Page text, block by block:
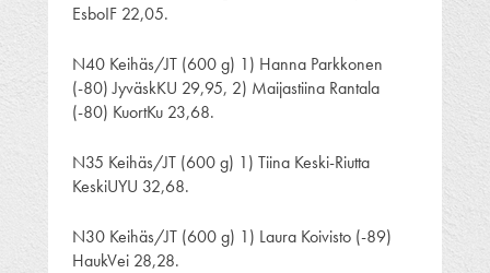
EsboIF 22,05.
N40 Keihäs/JT (600 g) 1) Hanna Parkkonen
(-80) JyväskKU 29,95, 2) Maijastiina Rantala
(-80) KuortKu 23,68.
N35 Keihäs/JT (600 g) 1) Tiina Keski-Riutta
KeskiUYU 32,68.
N30 Keihäs/JT (600 g) 1) Laura Koivisto (-89)
HaukVei 28,28.